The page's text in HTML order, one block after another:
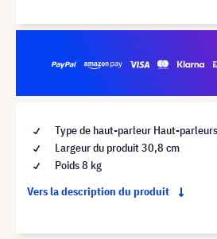
Type de haut-parleur Haut-
Largeur du produit 30,8 cm
Poids 8 kg
Vers la description du produit